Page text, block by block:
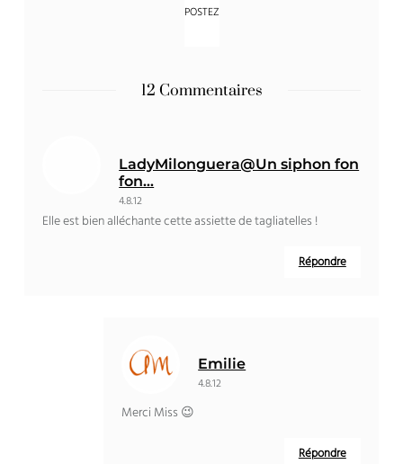
12 Commentaires
LadyMilonguera@Un siphon fon
fon...
4.8.12
Elle est bien alléchante cette assiette de tagliatelles !
Répondre
Emilie
4.8.12
Merci Miss 😉
Répondre